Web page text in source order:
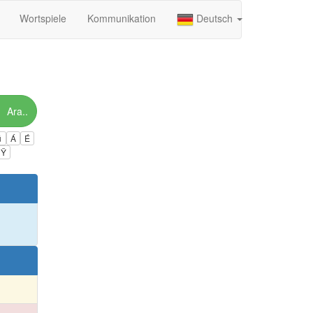
Wortspiele Kommunikation Deutsch
Ara..
Á
É
Ÿ